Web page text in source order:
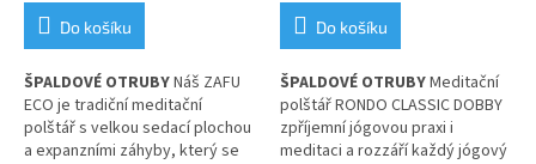
Do košíku
ŠPALDOVÉ OTRUBYNáš ZAFU
ECO je tradiční meditační
polštář s velkou sedací plochou
a expanzními záhyby, který se
Do košíku
ŠPALDOVÉ OTRUBYMeditační
polštář RONDO CLASSIC DOBBY
zpříjemní jógovou praxi i
meditaci a rozzáří každý jógový